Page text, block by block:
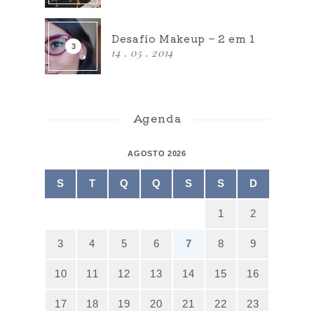
Desafio Makeup – 2 em 1
14 . 05 . 2014
Agenda
AGOSTO 2026
S T Q Q S S D
1 2
3 4 5 6 7 8 9
10 11 12 13 14 15 16
17 18 19 20 21 22 23